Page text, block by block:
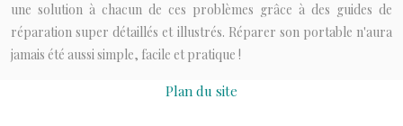
une solution à chacun de ces problèmes grâce à des guides de
réparation super détaillés et illustrés. Réparer son portable n'aura
jamais été aussi simple, facile et pratique !
Plan du site